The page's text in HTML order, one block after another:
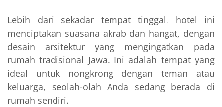
Lebih dari sekadar tempat tinggal, hotel ini
menciptakan suasana akrab dan hangat, dengan
desain arsitektur yang mengingatkan pada
rumah tradisional Jawa. Ini adalah tempat yang
ideal untuk nongkrong dengan teman atau
keluarga, seolah-olah Anda sedang berada di
rumah sendiri.